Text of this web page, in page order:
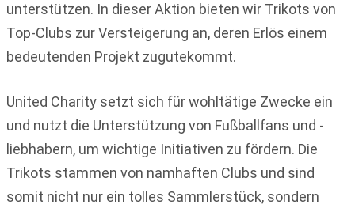
unterstützen. In dieser Aktion bieten wir Trikots von
Top-Clubs zur Versteigerung an, deren Erlös einem
bedeutenden Projekt zugutekommt.
United Charity setzt sich für wohltätige Zwecke ein
und nutzt die Unterstützung von Fußballfans und -
liebhabern, um wichtige Initiativen zu fördern. Die
Trikots stammen von namhaften Clubs und sind
somit nicht nur ein tolles Sammlerstück, sondern